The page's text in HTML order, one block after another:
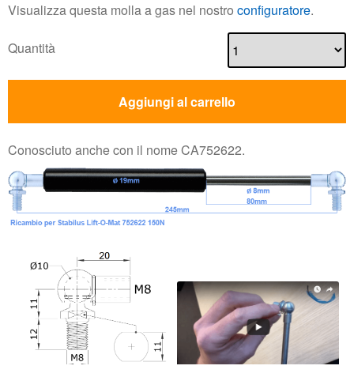
Visualizza questa molla a gas nel nostro configuratore.
Quantità
Aggiungi al carrello
Conosciuto anche con il nome CA752622.